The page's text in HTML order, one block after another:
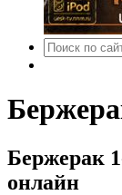
Бержерак
онлайн